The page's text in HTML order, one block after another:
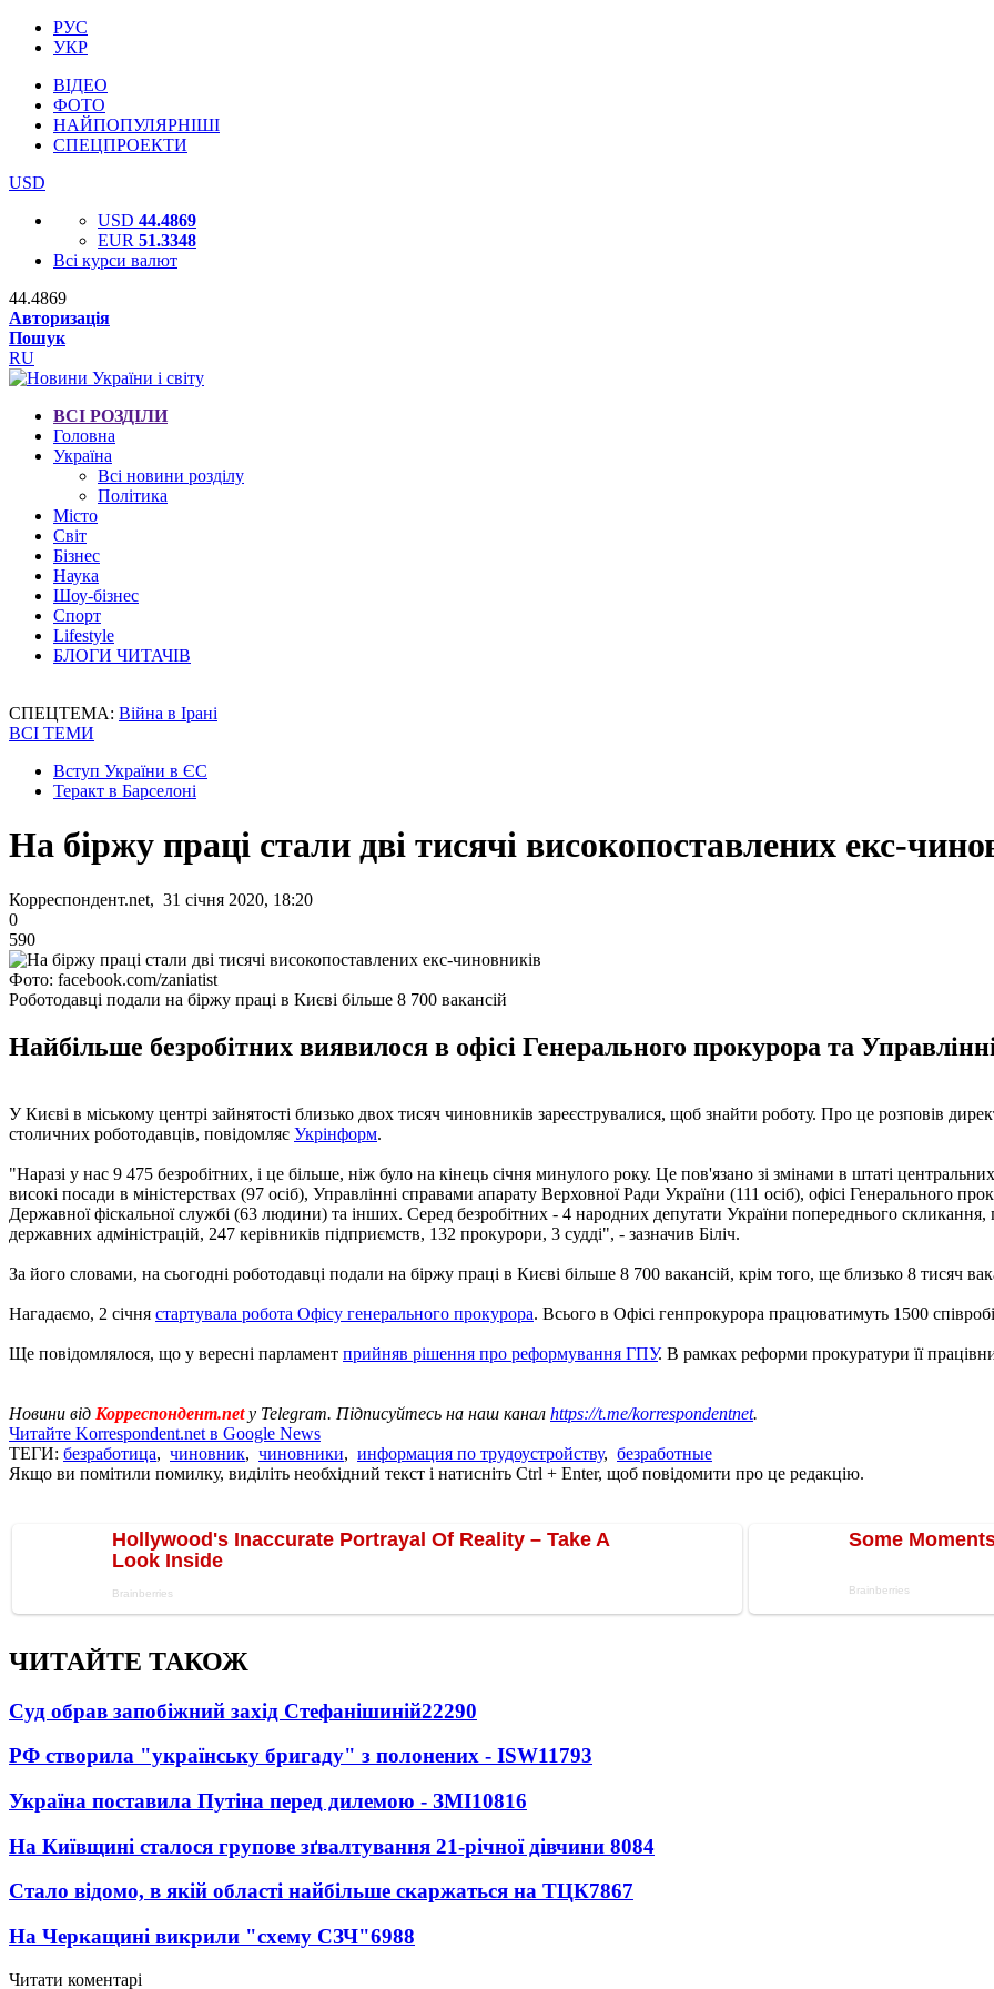
РУС
УКР
ВІДЕО
ФОТО
НАЙПОПУЛЯРНІШІ
СПЕЦПРОЕКТИ
USD
USD 44.4869
EUR 51.3348
Всі курси валют
44.4869
Авторизація
Пошук
RU
ВСІ РОЗДІЛИ
Головна
Україна
Всі новини розділу
Політика
Місто
Світ
Бізнес
Наука
Шоу-бізнес
Спорт
Lifestyle
БЛОГИ ЧИТАЧІВ
СПЕЦТЕМА: Війна в Ірані
ВСІ ТЕМИ
Вступ України в ЄС
Теракт в Барселоні
На біржу праці стали дві тисячі високопоставлених екс-
Корреспондент.net, 31 січня 2020, 18:20
0
590
Фото: facebook.com/zaniatist
Роботодавці подали на біржу праці в Києві більше 8 700 вакансій
Найбільше безробітних виявилося в офісі Генерального прокурора та
У Києві в міському центрі зайнятості близько двох тисяч чиновників зареєструвалися, щоб знайти роботу. Про це розповів
столичних роботодавців, повідомляє Укрінформ.
"Наразі у нас 9 475 безробітних, і це більше, ніж було на кінець січня минулого року. Це пов'язано зі змінами в штаті
високі посади в міністерствах (97 осіб), Управлінні справами апарату Верховної Ради України (111 осіб), офісі Генерального
Державної фіскальної службі (63 людини) та інших. Серед безробітних - 4 народних депутати України попереднього
державних адміністрацій, 247 керівників підприємств, 132 прокурори, 3 судді", - зазначив Біліч.
За його словами, на сьогодні роботодавці подали на біржу праці в Києві більше 8 700 вакансій, крім того, ще близько 8 тисяч
Нагадаємо, 2 січня стартувала робота Офісу генерального прокурора. Всього в Офісі генпрокурора працюватимуть 1500
Ще повідомлялося, що у вересні парламент прийняв рішення про реформування ГПУ. В рамках реформи прокуратури її
Новини від Корреспондент.net у Telegram. Підписуйтесь на наш канал https://t.me/korrespondentnet.
Читайте Korrespondent.net в Google News
ТЕГИ: безработица, чиновник, чиновники, информация по трудоустройству, безработные
Якщо ви помітили помилку, виділіть необхідний текст і натисніть Ctrl + Enter, щоб повідомити про це редакцію.
ЧИТАЙТЕ ТАКОЖ
Суд обрав запобіжний захід Стефанішиній22290
РФ створила "українську бригаду" з полонених - ISW11793
Україна поставила Путіна перед дилемою - ЗМІ10816
На Київщині сталося групове зґвалтування 21-річної дівчини 8084
Стало відомо, в якій області найбільше скаржаться на ТЦК7867
На Черкащині викрили "схему СЗЧ"6988
Читати коментарі